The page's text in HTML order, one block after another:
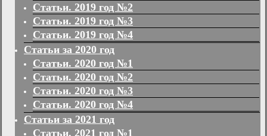
Статьи. 2019 год №2
Статьи. 2019 год №3
Статьи. 2019 год №4
Статьи за 2020 год
Статьи. 2020 год №1
Статьи. 2020 год №2
Статьи. 2020 год №3
Статьи. 2020 год №4
Статьи за 2021 год
Статьи. 2021 год №1